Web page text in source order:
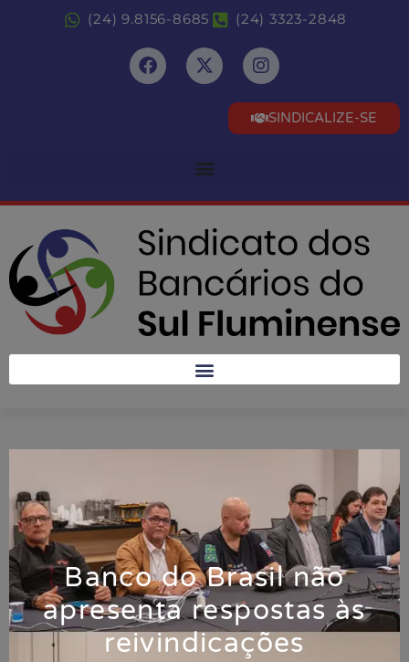
(24) 9.8156-8685 (24) 3323-2848
SINDICALIZE-SE
Banco do Brasil não
apresenta respostas às
reivindicações